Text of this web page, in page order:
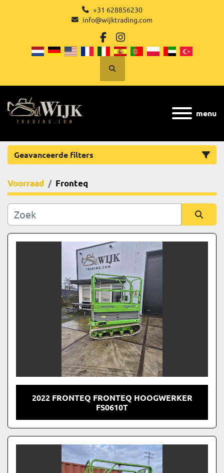
+31 628856230
info@wijktrading.com
facebook
instagram
Zoek
menu
Geavanceerde filters
Categorie
Fabrikant
Voorraad Fronteq
Sorteren op
2022 FRONTEQ FRONTEQ HOOGWERKER
FS0610T